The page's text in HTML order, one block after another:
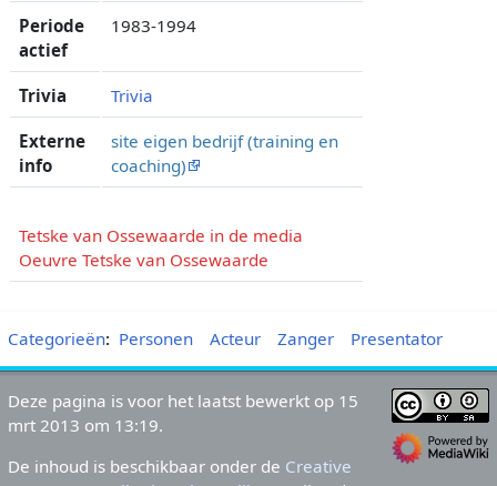
Periode
actief
1983-1994
Trivia Trivia
Externe
info
site eigen bedrijf (training en
coaching)
Tetske van Ossewaarde in de media
Oeuvre Tetske van Ossewaarde
Categorieën: Personen Acteur Zanger Presentator
Deze pagina is voor het laatst bewerkt op 15
mrt 2013 om 13:19.
De inhoud is beschikbaar onder de Creative